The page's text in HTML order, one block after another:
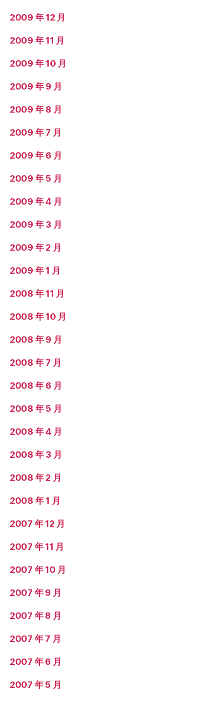
2009 年 12 月
2009 年 11 月
2009 年 10 月
2009 年 9 月
2009 年 8 月
2009 年 7 月
2009 年 6 月
2009 年 5 月
2009 年 4 月
2009 年 3 月
2009 年 2 月
2009 年 1 月
2008 年 11 月
2008 年 10 月
2008 年 9 月
2008 年 7 月
2008 年 6 月
2008 年 5 月
2008 年 4 月
2008 年 3 月
2008 年 2 月
2008 年 1 月
2007 年 12 月
2007 年 11 月
2007 年 10 月
2007 年 9 月
2007 年 8 月
2007 年 7 月
2007 年 6 月
2007 年 5 月